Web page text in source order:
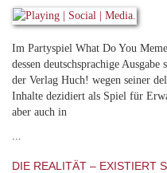
Im Partyspiel What Do You
dessen deutschsprachige Ausgabe
der Verlag Huch! wegen seiner
Inhalte dezidiert als Spiel für
aber auch in
...
DIE REALITÄT – EXISTIERT